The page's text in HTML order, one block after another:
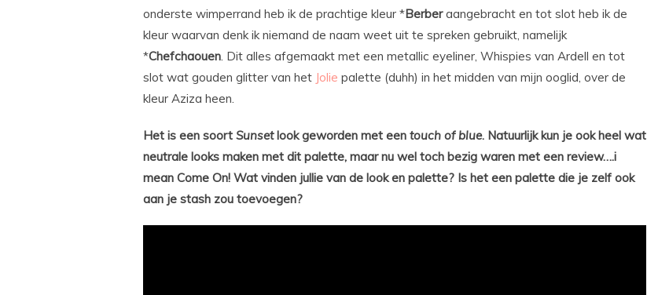
onderste wimperrand heb ik de prachtige kleur *Berberaangebracht en tot slot heb ik de
kleur waarvan denk ik niemand de naam weet uit te spreken gebruikt, namelijk
*Chefchaouen . Dit alles afgemaakt met een metallic eyeliner, Whispies van Ardell en tot
slot wat gouden glitter van het Jolie palette (duhh) in het midden van mijn ooglid, over de
kleur Aziza heen.
Het is een soort Sunsetlook geworden met een touch of blue. Natuurlijk kun je ook heel wat
neutrale looks maken met dit palette, maar nu wel toch bezig waren met een review….i
mean Come On! Wat vinden jullie van de look en palette? Is het een palette die je zelf ook
aan je stash zou toevoegen?